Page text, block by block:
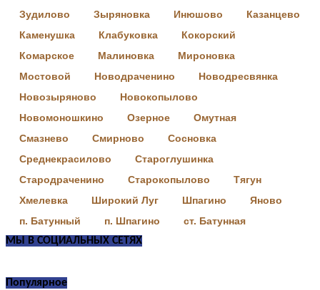
Зудилово
Зыряновка Инюшово
Казанцево
Каменушка
Клабуковка
Кокорский
Комарское
Малиновка
Мироновка
Мостовой
Новодраченино
Новодресвянка
Новозыряново
Новокопылово
Новомоношкино
Озерное
Омутная
Смазнево
Смирново
Сосновка
Среднекрасилово
Староглушинка
Стародраченино
Старокопылово
Тягун
Хмелевка
Широкий Луг Шпагино
Яново
п. Батунный
п. Шпагино
ст. Батунная
МЫ В СОЦИАЛЬНЫХ СЕТЯХ
Популярное